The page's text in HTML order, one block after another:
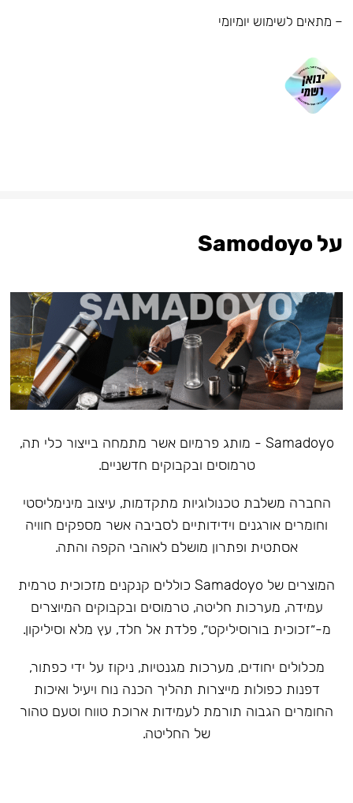
– מתאים לשימוש יומיומי
על Samodoyo
Samadoyo - מותג פרמיום אשר מתמחה בייצור כלי תה,
טרמוסים ובקבוקים חדשניים.
‏החברה משלבת טכנולוגיות מתקדמות, עיצוב מינימליסטי
וחומרים אורגנים וידידותיים לסביבה אשר מספקים חוויה
אסתטית ופתרון מושלם לאוהבי הקפה והתה.
המוצרים של Samadoyo כוללים קנקנים מזכוכית טרמית
עמידה, מערכות חליטה, טרמוסים ובקבוקים המיוצרים
מ-״זכוכית בורוסיליקט״, פלדת אל חלד, עץ מלא וסיליקון.
מכלולים יחודים, מערכות מגנטיות, ניקוז על ידי כפתור,
דפנות כפולות מייצרות תהליך הכנה נוח ויעיל ואיכות
החומרים הגבוה תורמת לעמידות ארוכת טווח וטעם טהור
של החליטה.